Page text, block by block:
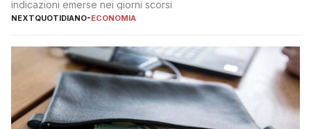
indicazioni emerse nei giorni scorsi
NEXTQUOTIDIANO-ECONOMIA